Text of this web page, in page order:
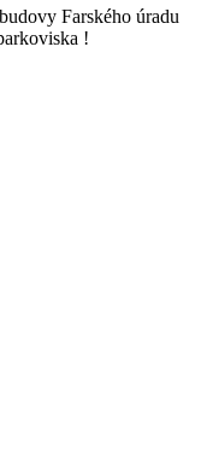
Farského úradu
!